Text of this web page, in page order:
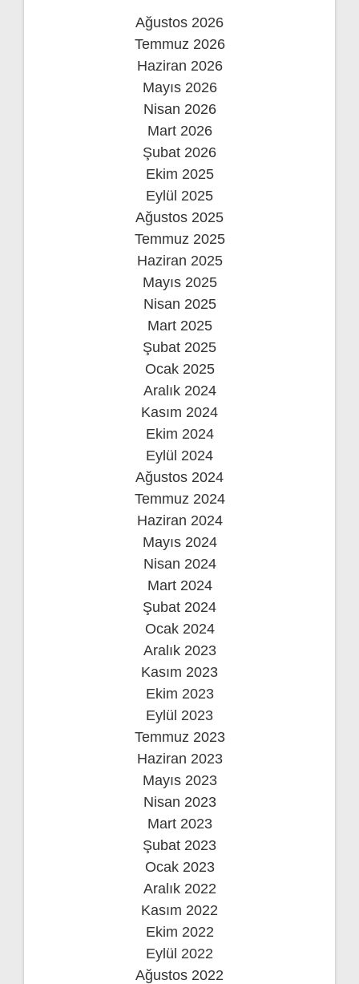
Ağustos 2026
Temmuz 2026
Haziran 2026
Mayıs 2026
Nisan 2026
Mart 2026
Şubat 2026
Ekim 2025
Eylül 2025
Ağustos 2025
Temmuz 2025
Haziran 2025
Mayıs 2025
Nisan 2025
Mart 2025
Şubat 2025
Ocak 2025
Aralık 2024
Kasım 2024
Ekim 2024
Eylül 2024
Ağustos 2024
Temmuz 2024
Haziran 2024
Mayıs 2024
Nisan 2024
Mart 2024
Şubat 2024
Ocak 2024
Aralık 2023
Kasım 2023
Ekim 2023
Eylül 2023
Temmuz 2023
Haziran 2023
Mayıs 2023
Nisan 2023
Mart 2023
Şubat 2023
Ocak 2023
Aralık 2022
Kasım 2022
Ekim 2022
Eylül 2022
Ağustos 2022